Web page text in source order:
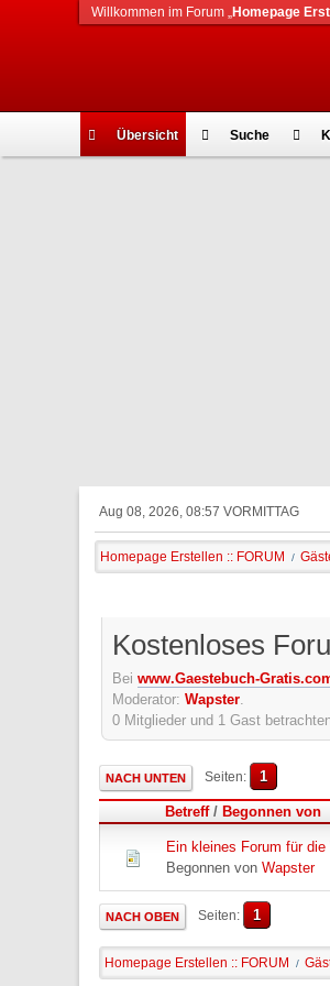
Übersicht Suche
Willkommen im Forum „Homepage
Aug 08, 2026, 08:57 VORMITTAG
Homepage Erstellen :: FORUM /
Kostenloses
Bei www.Gaestebuch-
Moderator: Wapster
0 Mitglieder und 1 Gast
NACH UNTEN Seiten 1
Betreff/ Begonnen von
Ein kleines Forum für die
Begonnen von Wapster
NACH OBEN Seiten 1
Homepage Erstellen :: FORUM /